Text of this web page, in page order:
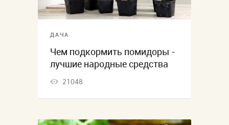
ДАЧА
Чем подкормить помидоры -
лучшие народные средства
21048